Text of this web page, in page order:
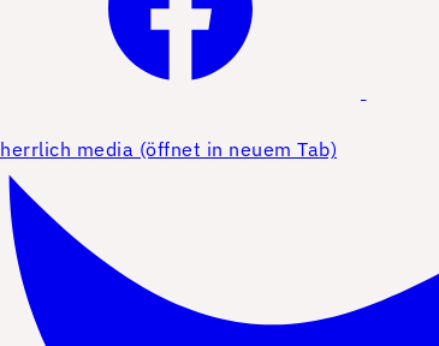
herrlich media (öffnet in neuem Tab)